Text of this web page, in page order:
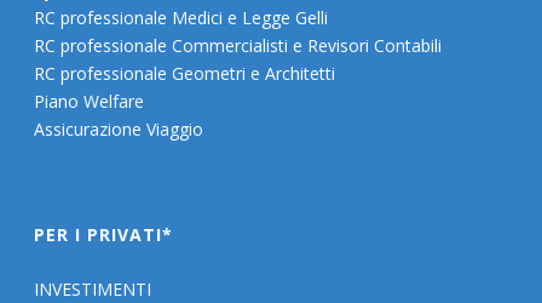
RC professionale Medici e Legge Gelli
RC professionale Commercialisti e Revisori Contabili
RC professionale Geometri e Architetti
Piano Welfare
Assicurazione Viaggio
PER I PRIVATI*
INVESTIMENTI